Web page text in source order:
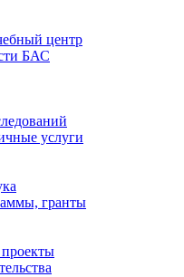
центр
БАС
услуги
гранты